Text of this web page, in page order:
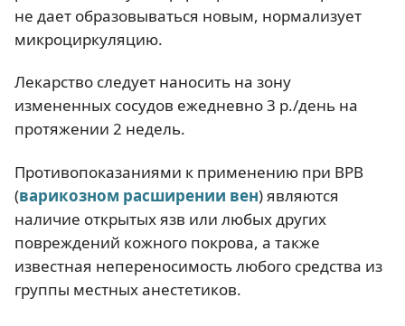
не дает образовываться новым, нормализует
микроциркуляцию.
Лекарство следует наносить на зону
измененных сосудов ежедневно 3 р./день на
протяжении 2 недель.
Противопоказаниями к применению при ВРВ
(варикозном расширении вен) являются
наличие открытых язв или любых других
повреждений кожного покрова, а также
известная непереносимость любого средства из
группы местных анестетиков.